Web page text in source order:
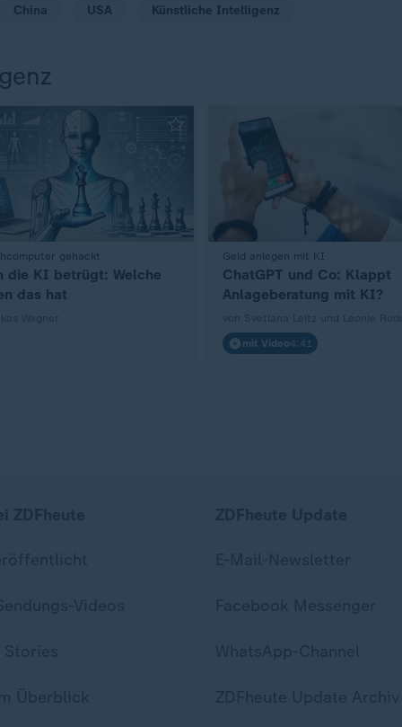
China USA Künstliche Intelligenz
gehackt
die KI betrügt: Welche
das hat
Geld anlegen mit KI
:
ChatGPT und Co: Klappt
Anlageberatung mit KI?
mit Video4:41